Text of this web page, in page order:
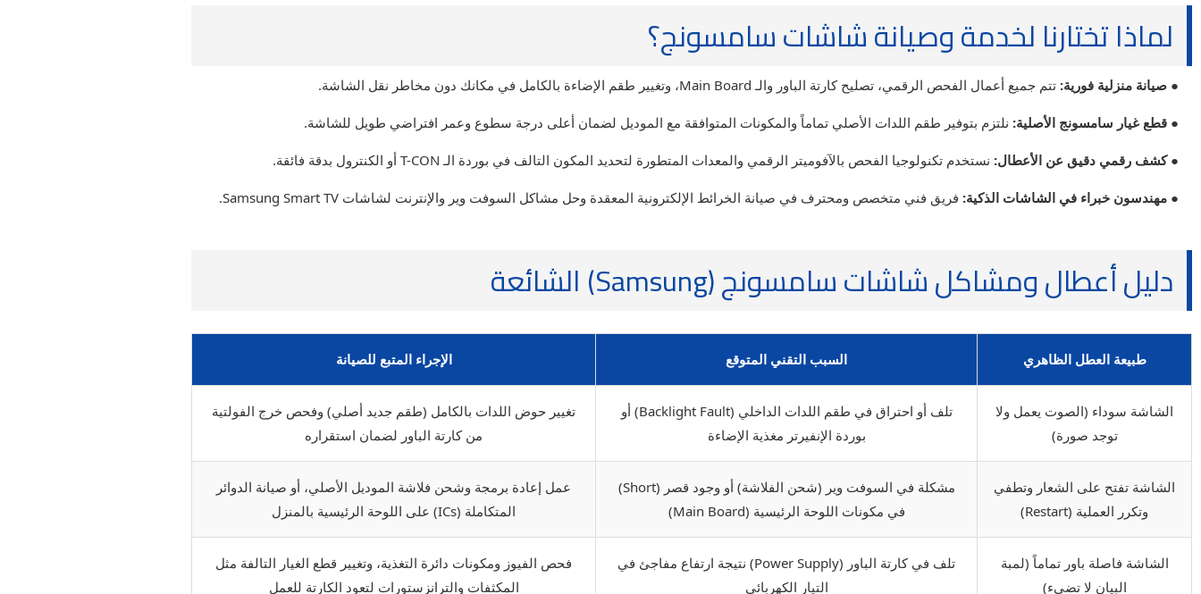
لماذا تختارنا لخدمة وصيانة شاشات سامسونج؟
● صيانة منزلية فورية: تتم جميع أعمال الفحص الرقمي، تصليح كارتة الباور والـ Main Board، وتغيير طقم الإضاءة بالكامل في مكانك دون مخاطر نقل الشاشة.
● قطع غيار سامسونج الأصلية: نلتزم بتوفير طقم اللدات الأصلي تماماً والمكونات المتوافقة مع الموديل لضمان أعلى درجة سطوع وعمر افتراضي طويل للشاشة.
● كشف رقمي دقيق عن الأعطال: نستخدم تكنولوجيا الفحص بالآفوميتر الرقمي والمعدات المتطورة لتحديد المكون التالف في بوردة الـ T-CON أو الكنترول بدقة فائقة.
● مهندسون خبراء في الشاشات الذكية: فريق فني متخصص ومحترف في صيانة الخرائط الإلكترونية المعقدة وحل مشاكل السوفت وير والإنترنت لشاشات Samsung Smart TV.
دليل أعطال ومشاكل شاشات سامسونج (Samsung) الشائعة
طبيعة العطل الظاهري السبب التقني المتوقع الإجراء المتبع للصيانة
الشاشة سوداء (الصوت يعمل ولا
توجد صورة)
تلف أو احتراق في طقم اللدات الداخلي (Backlight Fault) أو
بوردة الإنفيرتر مغذية الإضاءة
تغيير حوض اللدات بالكامل (طقم جديد أصلي) وفحص خرج الفولتية
من كارتة الباور لضمان استقراره
الشاشة تفتح على الشعار وتطفي
وتكرر العملية (Restart)
مشكلة في السوفت وير (شحن الفلاشة) أو وجود قصر (Short)
في مكونات اللوحة الرئيسية (Main Board)
عمل إعادة برمجة وشحن فلاشة الموديل الأصلي، أو صيانة الدوائر
المتكاملة (ICs) على اللوحة الرئيسية بالمنزل
الشاشة فاصلة باور تماماً (لمبة
البيان لا تضيء)
تلف في كارتة الباور (Power Supply) نتيجة ارتفاع مفاجئ في
التيار الكهربائي
فحص الفيوز ومكونات دائرة التغذية، وتغيير قطع الغيار التالفة مثل
المكثفات والترانزستورات لتعود الكارتة للعمل